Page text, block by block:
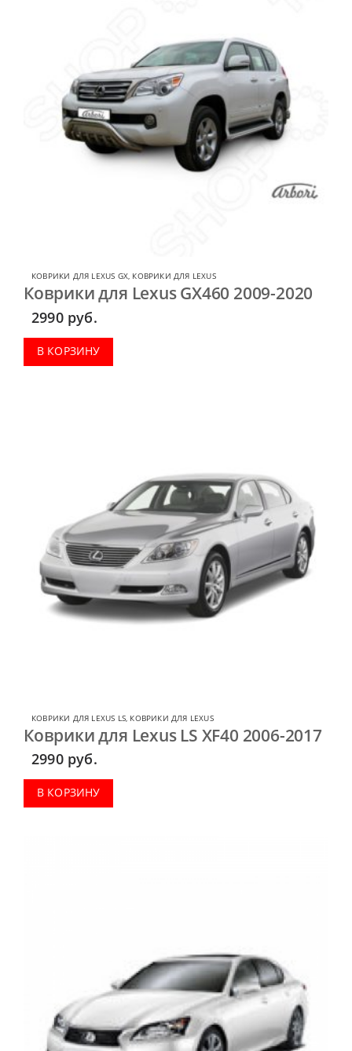
КОВРИКИ ДЛЯ LEXUS GX, КОВРИКИ ДЛЯ LEXUS
Коврики для Lexus GX460 2009-2020
2990 руб.
В КОРЗИНУ
КОВРИКИ ДЛЯ LEXUS LS КОВРИКИ ДЛЯ LEXUS
Коврики для Lexus LS XF40 2006-2017
2990 руб.
В КОРЗИНУ